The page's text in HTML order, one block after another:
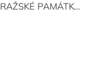
VYSTŘIHOVÁNKY - PRAŽSKÉ PAMÁTKY